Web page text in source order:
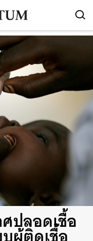
ปลอดเชื้อ